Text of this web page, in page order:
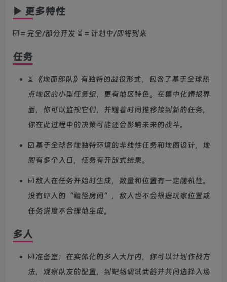
▶ 更多特性
☑️ = 完全/部分开发 ⏳ = 计划中/即将到来
任务
⏳ 《地面部队》有独特的战役形式，包含了基于全球热
点地区的小型任务组，更有地区特色。在集中化情报界
面，你可以监视它们，并随着时间推移接到新的任务，
你在此过程中的决策可能还会影响未来的战斗。
☑️ 基于全球各地独特环境的非线性任务和地图设计，地
图有多个入口，任务有开放式结果。
☑️ 敌人在任务开始时生成，数量和位置有一定随机性。
没有吓人的“藏怪房间”，敌人也不会根据玩家位置或
任务进度不合理地生成。
多人
☑️ 准备室：在实体化的多人大厅内，你可以计划作战方
法，观察队友的配置，到靶场调试武器并共同选择入场